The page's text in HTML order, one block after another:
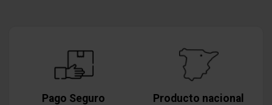
Pago Seguro
Producto nacional